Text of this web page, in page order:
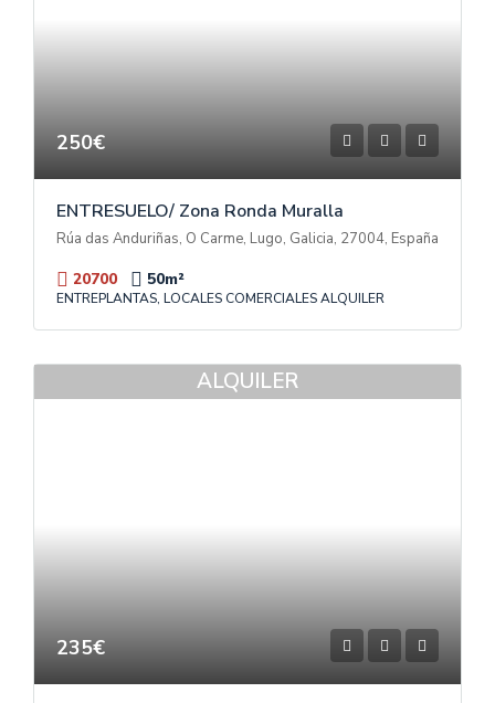
250€
ENTRESUELO/ Zona Ronda Muralla
Rúa das Anduriñas, O Carme, Lugo, Galicia, 27004, España
20700 50m²
ENTREPLANTAS, LOCALES COMERCIALES ALQUILER
ALQUILER
235€